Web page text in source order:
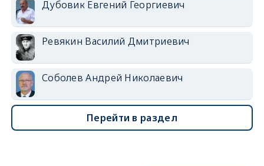
Дубовик Евгений Георгиевич
Ревякин Василий Дмитриевич
Соболев Андрей Николаевич
Перейти в раздел